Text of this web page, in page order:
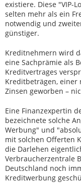
existiere. Diese "VIP-
selten mehr als ein
notwendig und
günstiger.
Kreditnehmern wird
eine Sachprämie als
Kreditvertrages
Kreditbeträgen, einer
Zinsen geworben –
Eine Finanzexpertin
bezeichnete solche
Werbung" und
mit solchen Offerten
die Darlehen
Verbraucherzentrale
Deutschland noch
Kreditwerbung